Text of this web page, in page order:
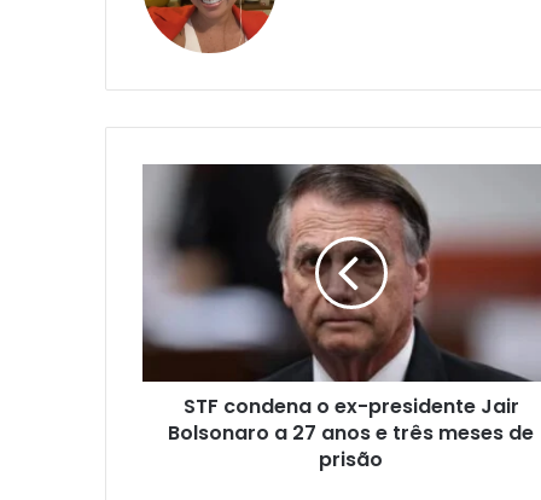
d
e
n
STF condena o ex-presidente Jair
Bolsonaro a 27 anos e três meses de
prisão